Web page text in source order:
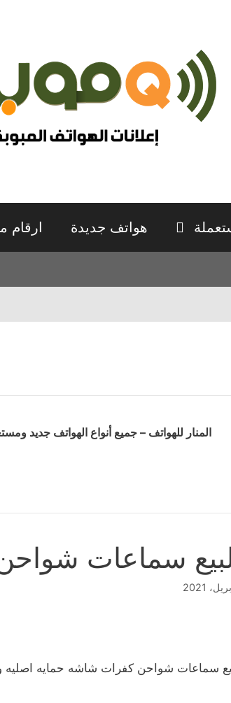
هواتف جديدة ارقام
المنار للهواتف – جميع أنواع الهواتف
سماعات
سماعات شواحن كفرات شاشه حمايه اصليه